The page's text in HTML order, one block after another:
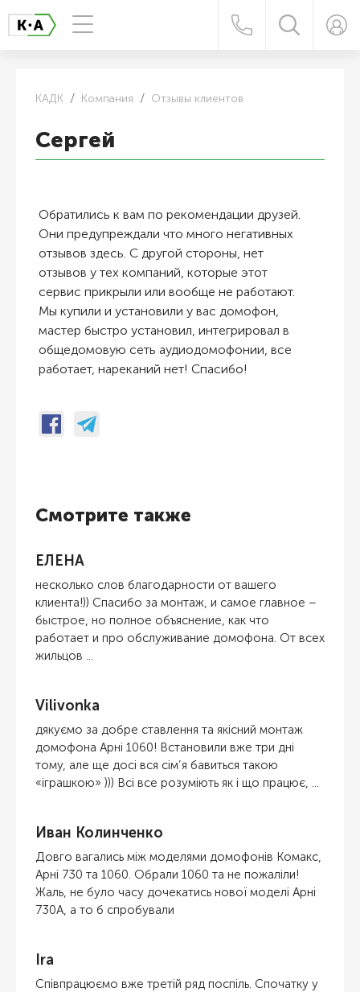
КАДК Компания Отзывы клиентов
Сергей
Обратились к вам по рекомендации друзей.
Они предупреждали что много негативных
отзывов здесь. С другой стороны, нет
отзывов у тех компаний, которые этот
сервис прикрыли или вообще не работают.
Мы купили и установили у вас домофон,
мастер быстро установил, интегрировал в
общедомовую сеть аудиодомофонии, все
работает, нареканий нет! Спасибо!
Смотрите также
ЕЛЕНА
несколько слов благодарности от вашего
клиента!)) Спасибо за монтаж, и самое главное –
быстрое, но полное объяснение, как что
работает и про обслуживание домофона. От всех
жильцов ...
Vilivonka
дякуємо за добре ставлення та якісний монтаж
домофона Арні 1060! Встановили вже три дні
тому, але ще досі вся сім’я бавиться такою
«іграшкою» ))) Всі все розуміють як і що працює, ...
Иван Колинченко
Довго вагались між моделями домофонів Комакс,
Арні 730 та 1060. Обрали 1060 та не пожаліли!
Жаль, не було часу дочекатись нової моделі Арні
730А, а то б спробували
Ira
Співпрацюємо вже третій ряд поспіль. Спочатку у